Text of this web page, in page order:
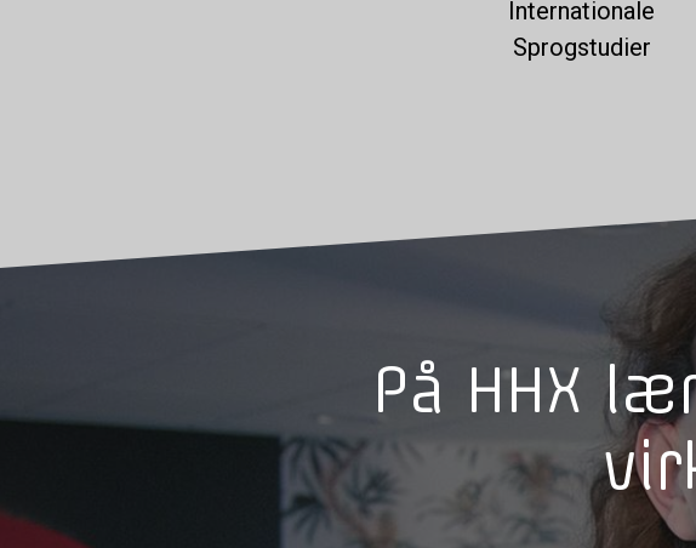
Internationale
Sprogstudier
På HHX